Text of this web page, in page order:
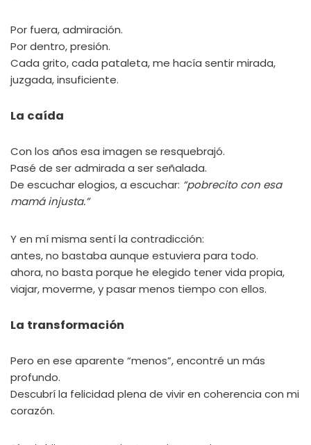
Por fuera, admiración.
Por dentro, presión.
Cada grito, cada pataleta, me hacía sentir mirada,
juzgada, insuficiente.
La caída
Con los años esa imagen se resquebrajó.
Pasé de ser admirada a ser señalada.
De escuchar elogios, a escuchar: “pobrecito con esa
mamá injusta.”
Y en mí misma sentí la contradicción:
antes, no bastaba aunque estuviera para todo.
ahora, no basta porque he elegido tener vida propia,
viajar, moverme, y pasar menos tiempo con ellos.
La transformación
Pero en ese aparente “menos”, encontré un más
profundo.
Descubrí la felicidad plena de vivir en coherencia con mi
corazón.